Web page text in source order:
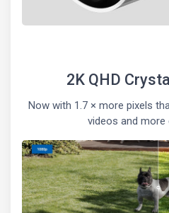
2K QHD
Now with 1.7 × more pixels
videos and more